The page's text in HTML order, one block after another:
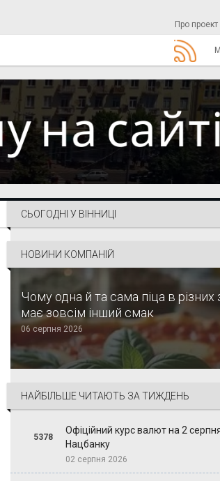
Про проект
СЬОГОДНІ У ВІННИЦІ
НОВИНИ КОМПАНІЙ
Чому одна й та сама піца в різних
має зовсім інший смак
06 серпня 2026
НАЙБІЛЬШЕ ЧИТАЮТЬ ЗА ТИЖДЕНЬ
5378
Офіційний курс валют на 2
Нацбанку
02 серпня 2026